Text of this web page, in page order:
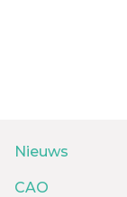
Nieuws
CAO